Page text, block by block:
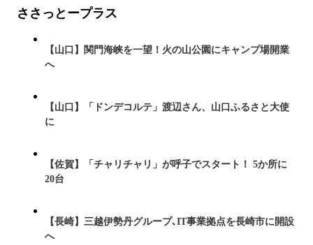
ささっとープラス
【山口】関門海峡を一望！火の山公園にキャンプ場開業
へ
【山口】「ドンデコルテ」渡辺さん、山口ふるさと大使
に
【佐賀】「チャリチャリ」が呼子でスタート！ 5か所に
20台
【長崎】三越伊勢丹グループ､IT事業拠点を長崎市に開設
へ